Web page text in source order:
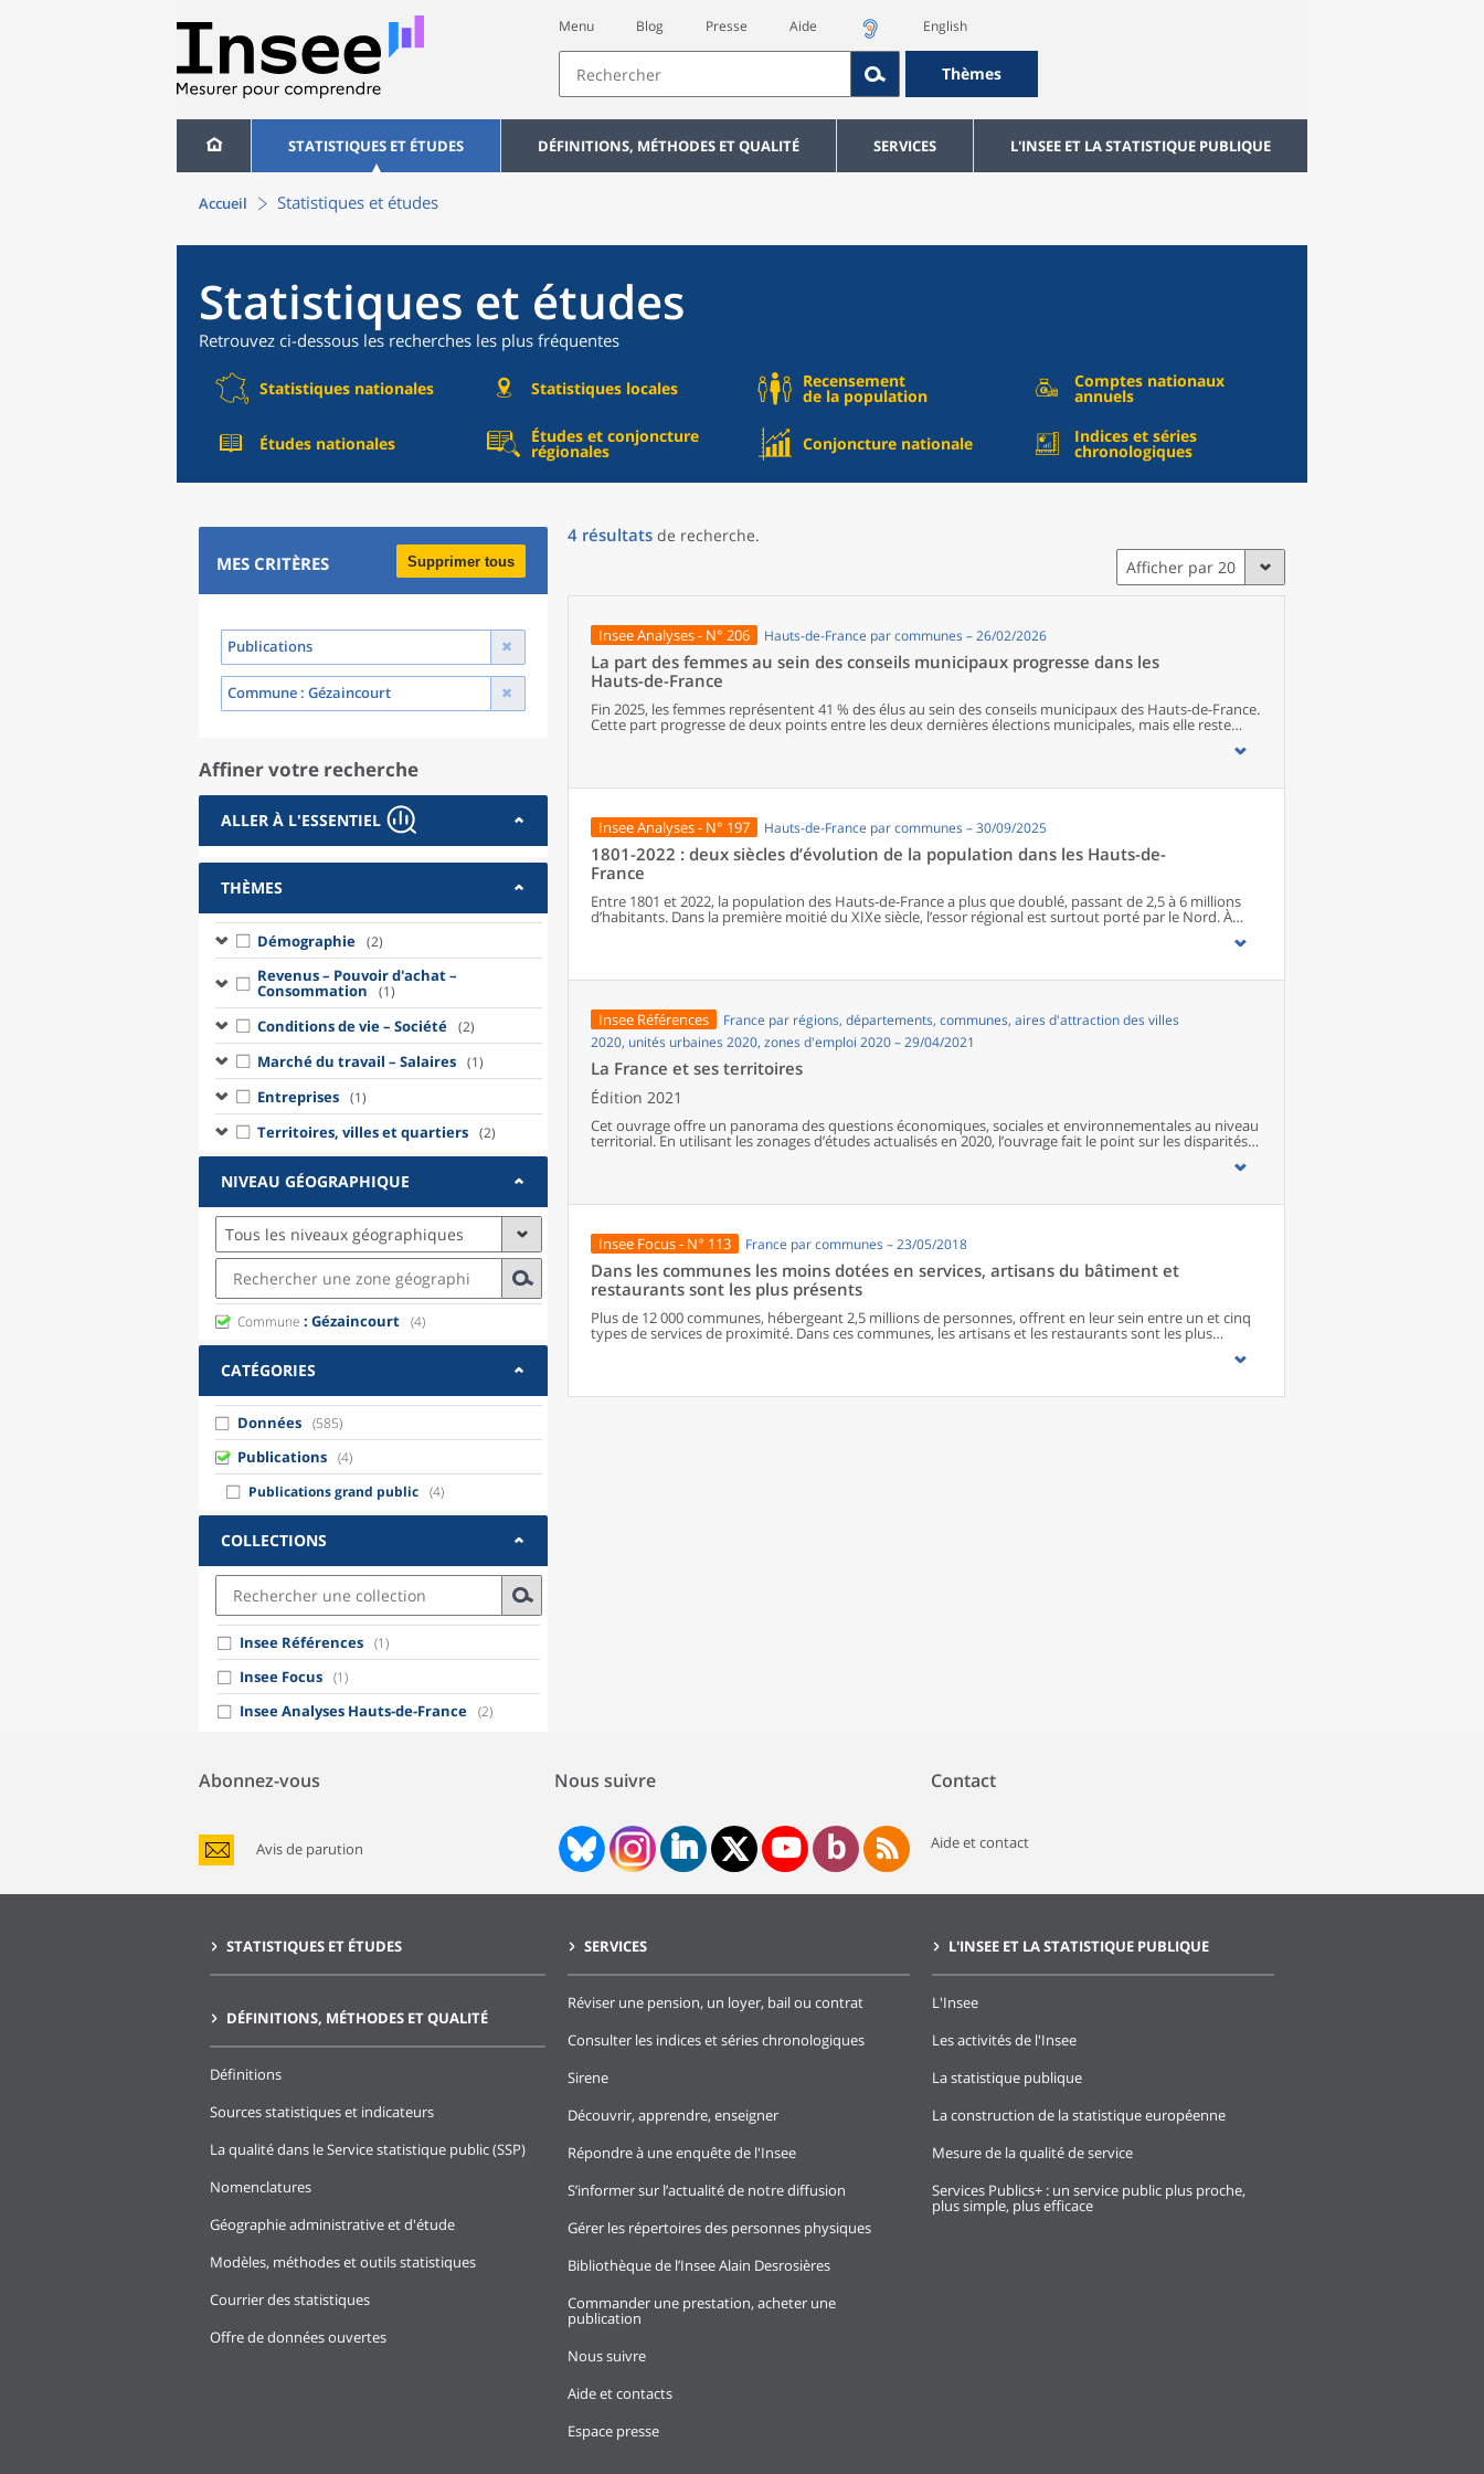
Menu Blog Presse Aide English
Thèmes
STATISTIQUES ET ÉTUDES DÉFINITIONS, MÉTHODES ET QUALITÉ SERVICES L'INSEE ET LA STATISTIQUE PUBLIQUE
Accueil Statistiques et études
Statistiques et études
Retrouvez ci-dessous les recherches les plus fréquentes
Statistiques nationales Statistiques locales Recensement
de la population
Comptes nationaux
annuels
Études nationales Études et conjoncture
régionales Conjoncture nationale Indices et séries
chronologiques
MES CRITÈRES Supprimer tous
Publications
Commune : Gézaincourt
Affiner votre recherche
ALLER À L'ESSENTIEL
THÈMES
Démographie (2)
Revenus – Pouvoir d'achat –
Consommation (1)
Conditions de vie – Société (2)
Marché du travail – Salaires (1)
Entreprises (1)
Territoires, villes et quartiers (2)
NIVEAU GÉOGRAPHIQUE
Tous les niveaux géographiques
Commune : Gézaincourt (4)
CATÉGORIES
Données (585)
Publications (4)
Publications grand public (4)
COLLECTIONS
Insee Références (1)
Insee Focus (1)
Insee Analyses Hauts-de-France (2)
4 résultats de recherche.
Afficher par 20
Insee Analyses - N° 206 Hauts-de-France par communes – 26/02/2026
La part des femmes au sein des conseils municipaux progresse dans les
Hauts-de-France
Fin 2025, les femmes représentent 41 % des élus au sein des conseils municipaux des Hauts-de-France.
Cette part progresse de deux points entre les deux dernières élections municipales, mais elle reste
l’une des plus faibles de métropole. Dans la région, le Nord est le département qui s’approche le plus
de la région sont plus jeunes que leurs homologues masculins. En parallèle de leurs fonctions
intermédiaires, et moins souvent des emplois de cadre ou des professions intellectuelles supérieures.
Insee Analyses - N° 197 Hauts-de-France par communes – 30/09/2025
1801-2022 : deux siècles d’évolution de la population dans les Hauts-de-
France
Entre 1801 et 2022, la population des Hauts-de-France a plus que doublé, passant de 2,5 à 6 millions
d’habitants. Dans la première moitié du XIXe siècle, l’essor régional est surtout porté par le Nord. À
partir de la seconde moitié du XIXe siècle, la Révolution industrielle, en provoquant une première
immigration et en accélérant l’exode rural, bouleverse le peuplement de la région. Celui-ci connaît une
démographique. En première ligne lors des deux conflits mondiaux, les Hauts-de-France retrouvent
et de la reconstruction. Depuis les années 1970, la population subit un ralentissement, du fait d’une
baisse progressive de l’excédent naturel.
Insee Références
France par régions, départements, communes, aires d'attraction des villes
2020, unités urbaines 2020, zones d'emploi 2020 – 29/04/2021
La France et ses territoires
Édition 2021
Cet ouvrage offre un panorama des questions économiques, sociales et environnementales au niveau
territorial. En utilisant les zonages d’études actualisés en 2020, l’ouvrage fait le point sur les disparités
géographiques en France, sur les forces et faiblesses des divers territoires ainsi que sur les conditions
Insee Focus - N° 113 France par communes – 23/05/2018
Dans les communes les moins dotées en services, artisans du bâtiment et
restaurants sont les plus présents
Plus de 12 000 communes, hébergeant 2,5 millions de personnes, offrent en leur sein entre un et cinq
types de services de proximité. Dans ces communes, les artisans et les restaurants sont les plus
présents, suivis des services de réparation automobile et de matériel agricole. Les commerces
alimentaires, comme les boulangeries ou les supérettes, n’apparaissent de façon significative que dans
sont situés dans des communes bénéficiant d’un nombre d’équipements encore plus large. Aux
Abonnez-vous
Avis de parution
Nous suivre Contact
Aide et contact
STATISTIQUES ET ÉTUDES
DÉFINITIONS, MÉTHODES ET QUALITÉ
Définitions
Sources statistiques et indicateurs
La qualité dans le Service statistique public (SSP)
Nomenclatures
Géographie administrative et d'étude
Modèles, méthodes et outils statistiques
Courrier des statistiques
Offre de données ouvertes
SERVICES
Réviser une pension, un loyer, bail ou contrat
Consulter les indices et séries chronologiques
Sirene
Découvrir, apprendre, enseigner
Répondre à une enquête de l'Insee
S’informer sur l’actualité de notre diffusion
Gérer les répertoires des personnes physiques
Bibliothèque de l’Insee Alain Desrosières
Commander une prestation, acheter une
publication
Nous suivre
Aide et contacts
Espace presse
L'INSEE ET LA STATISTIQUE PUBLIQUE
L'Insee
Les activités de l'Insee
La statistique publique
La construction de la statistique européenne
Mesure de la qualité de service
Services Publics+ : un service public plus proche,
plus simple, plus efficace